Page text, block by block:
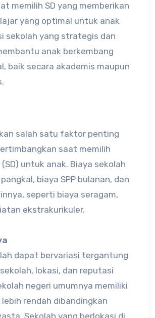
memilih SD yang memberikan
yang optimal untuk anak
sekolah yang strategis dan
anak berkembang
baik secara akademis maupun
salah satu faktor penting
saat memilih
untuk anak. Biaya sekolah
biaya SPP bulanan, dan
seperti biaya seragam,
ekstrakurikuler.
dapat bervariasi tergantung
lokasi, dan reputasi
negeri umumnya memiliki
rendah dibandingkan
Sekolah yang berlokasi di